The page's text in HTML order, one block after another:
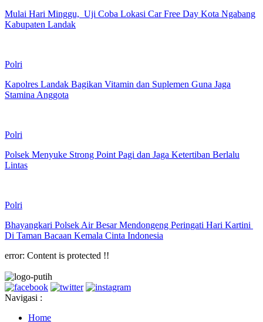
Mulai Hari Minggu, Uji Coba Lokasi Car Free Day Kota Ngabang
Kabupaten Landak
Polri
Kapolres Landak Bagikan Vitamin dan Suplemen Guna Jaga
Stamina Anggota
Polri
Polsek Menyuke Strong Point Pagi dan Jaga Ketertiban Berlalu
Lintas
Polri
Bhayangkari Polsek Air Besar Mendongeng Peringati Hari Kartini
Di Taman Bacaan Kemala Cinta Indonesia
error: Content is protected !!
Navigasi :
Home